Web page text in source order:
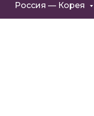
Россия — Корея